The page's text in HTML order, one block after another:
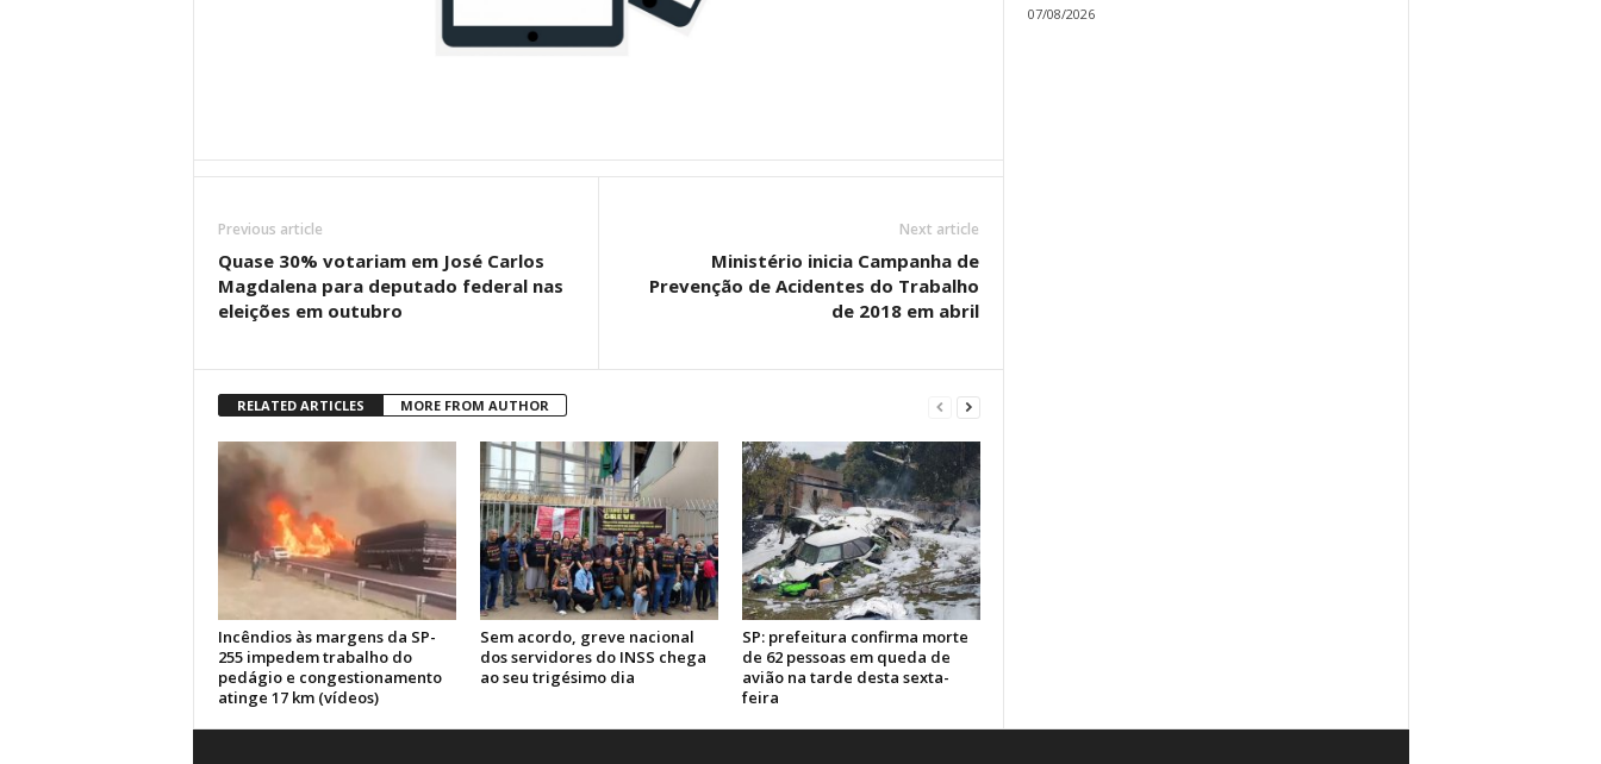
Previous article
Quase 30% votariam em José Carlos
Magdalena para deputado federal nas
eleições em outubro
Next article
Ministério inicia Campanha de
Prevenção de Acidentes do Trabalho
de 2018 em abril
RELATED ARTICLES MORE FROM AUTHOR
Incêndios às margens da SP-
255 impedem trabalho do
pedágio e congestionamento
atinge 17 km (vídeos)
Sem acordo, greve nacional
dos servidores do INSS chega
ao seu trigésimo dia
SP: prefeitura confirma morte
de 62 pessoas em queda de
avião na tarde desta sexta-
feira
07/08/2026